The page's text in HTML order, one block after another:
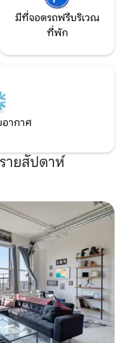
มีที่จอดรถฟรีบริเวณ
ที่พัก
อากาศ
ายสัปดาห์